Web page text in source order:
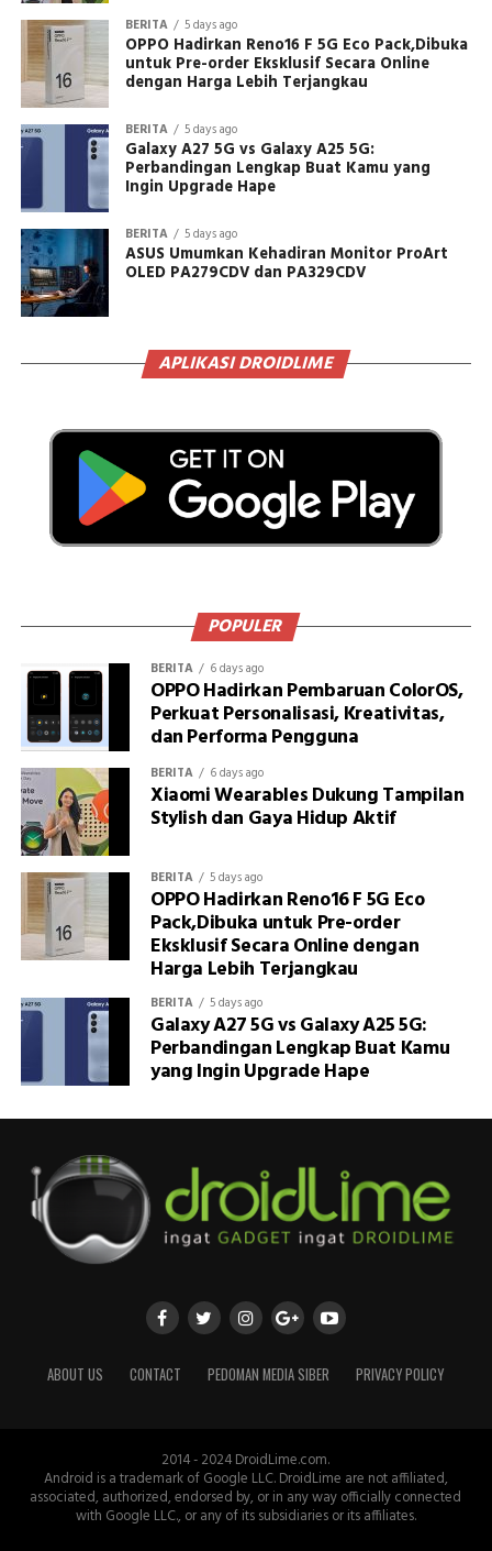
BERITA 5 days ago
OPPO Hadirkan Reno16 F 5G Eco Pack,Dibuka
untuk Pre-order Eksklusif Secara Online
dengan Harga Lebih Terjangkau
BERITA 5 days ago
Galaxy A27 5G vs Galaxy A25 5G:
Perbandingan Lengkap Buat Kamu yang
Ingin Upgrade Hape
BERITA 5 days ago
ASUS Umumkan Kehadiran Monitor ProArt
OLED PA279CDV dan PA329CDV
APLIKASI DROIDLIME
POPULER
BERITA 6 days ago
OPPO Hadirkan Pembaruan ColorOS,
Perkuat Personalisasi, Kreativitas,
dan Performa Pengguna
BERITA 6 days ago
Xiaomi Wearables Dukung Tampilan
Stylish dan Gaya Hidup Aktif
BERITA 5 days ago
OPPO Hadirkan Reno16 F 5G Eco
Pack,Dibuka untuk Pre-order
Eksklusif Secara Online dengan
Harga Lebih Terjangkau
BERITA 5 days ago
Galaxy A27 5G vs Galaxy A25 5G:
Perbandingan Lengkap Buat Kamu
yang Ingin Upgrade Hape
ABOUT US CONTACT PEDOMAN MEDIA SIBER PRIVACY POLICY
2014 - 2024 DroidLime.com.
Android is a trademark of Google LLC. DroidLime are not affiliated,
associated, authorized, endorsed by, or in any way officially connected
with Google LLC., or any of its subsidiaries or its affiliates.